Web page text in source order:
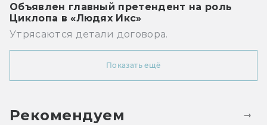
Объявлен главный претендент на роль
Циклопа в «Людях Икс»
Утрясаются детали договора.
Показать ещё
Рекомендуем